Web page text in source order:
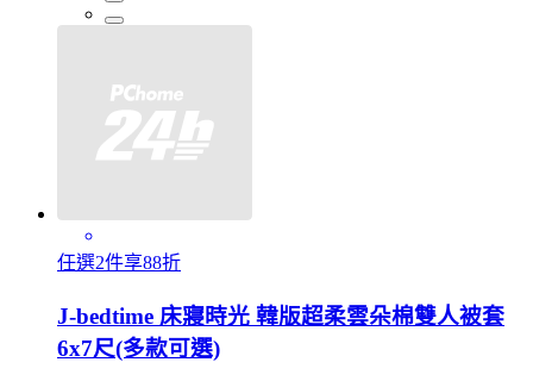
任選2件享88折
J-bedtime 床寢時光 韓版超柔雲朵棉雙人被套
6x7尺(多款可選)